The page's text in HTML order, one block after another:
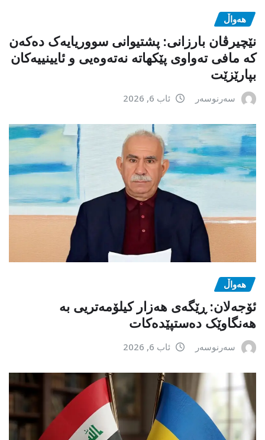
هەواڵ
نێچیرڤان بارزانی: پشتیوانی سووریایەک دەکەن
کە مافی تەواوی پێکهاتە نەتەوەیی و ئایینییەکان
بپارێزێت
سەرنوسەر ئاب 6, 2026
هەواڵ
ئۆجەلان: ڕێگەی هەزار کیلۆمەتریی بە
هەنگاوێک دەستپێدەکات
سەرنوسەر ئاب 6, 2026